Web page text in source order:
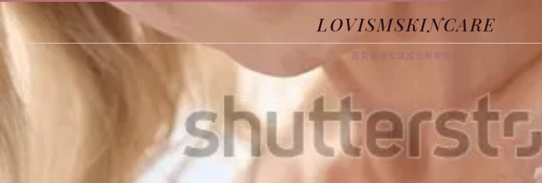
LOVISMSKINCARE
首頁 護膚知識 成分解析 關於